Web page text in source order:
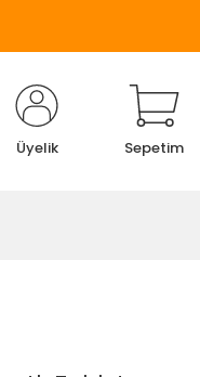
Üyelik Sepetim